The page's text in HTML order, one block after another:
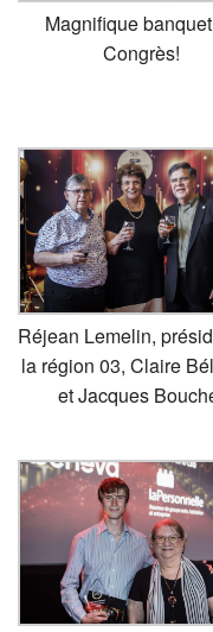
Magnifique
Congrès!
Réjean Lemelin,
la région 03, Claire
et Jacques